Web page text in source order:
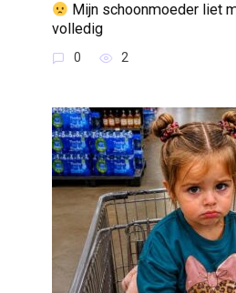
Mijn schoonmoeder liet
volledig
0 2